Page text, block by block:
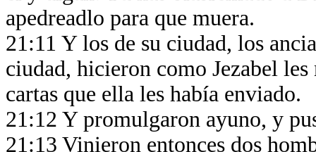
apedreadlo para que muera.
21:11 Y los de su ciudad, los
ciudad, hicieron como Jezabel
cartas que ella les había enviado.
21:12 Y promulgaron ayuno, y
21:13 Vinieron entonces dos